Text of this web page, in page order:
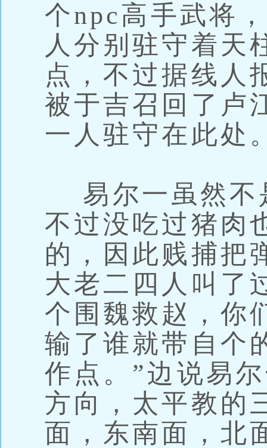
个npc高手武将
人分别驻守着天
点，不过据线人
被于吉召回了卢
一人驻守在此处
易尔一虽然不
不过没吃过猪肉
的，因此贱捕把
大老二四人叫了
个围魏救赵，你
输了谁就带自个
作点。”边说易
方向，太平教的
面，东南面，北